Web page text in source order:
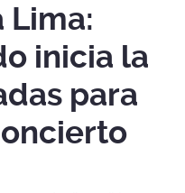
Lima:
inicia la
para